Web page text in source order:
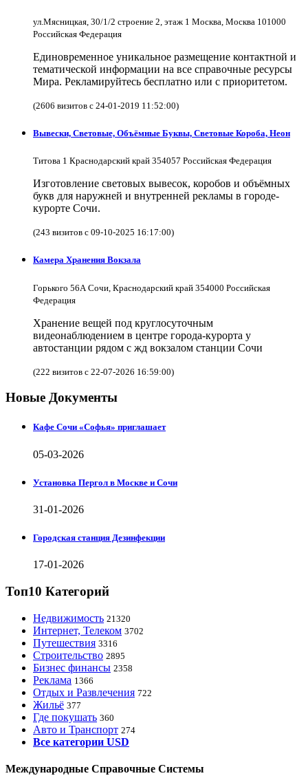
ул.Мясницкая, 30/1/2 строение 2, этаж 1 Москва, Москва 101000
Российская Федерация
Единовременное уникальное размещение контактной и
тематической информации на все справочные ресурсы
Мира. Рекламируйтесь бесплатно или с приоритетом.
(2606 визитов с 24-01-2019 11:52:00)
Вывески, Световые, Объёмные Буквы, Световые Короба, Неон
Титова 1 Краснодарский край 354057 Российская Федерация
Изготовление световых вывесок, коробов и объёмных
букв для наружней и внутренней рекламы в городе-
курорте Сочи.
(243 визитов с 09-10-2025 16:17:00)
Камера Хранения Вокзала
Горького 56А Сочи, Краснодарский край 354000 Российская
Федерация
Хранение вещей под круглосуточным
видеонаблюдением в центре города-курорта у
автостанции рядом с жд вокзалом станции Сочи
(222 визитов с 22-07-2026 16:59:00)
Новые Документы
Кафе Сочи «Софья» приглашает
05-03-2026
Установка Пергол в Москве и Сочи
31-01-2026
Городская станция Дезинфекции
17-01-2026
Топ10 Категорий
Недвижимость 21320
Интернет, Телеком 3702
Путешествия 3316
Строительство 2895
Бизнес финансы 2358
Реклама 1366
Отдых и Развлечения 722
Жильё 377
Где покушать 360
Авто и Транспорт 274
Все категории USD
Международные Справочные Системы